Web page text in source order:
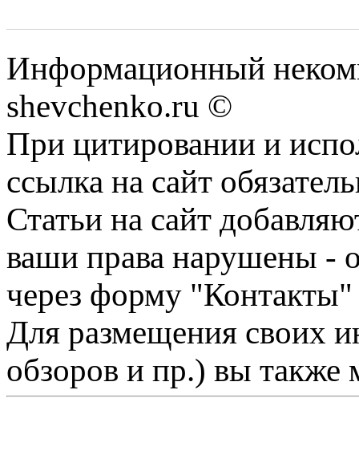
Информационный
shevchenko.ru ©
При цитировании и
ссылка на сайт
Статьи на сайт
ваши права нарушены -
через форму "Контакты"
Для размещения своих
обзоров и пр.) вы также